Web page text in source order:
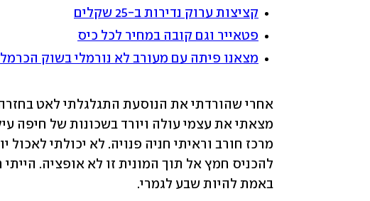
קציצות ערוק נדירות ב-25 שקלים
פטאייר וגם קובה במחיר לכל כיס
מצאנו פיתה עם מעורב לא נורמלי בשוק הכרמל
באמת להיות שבע לגמרי.